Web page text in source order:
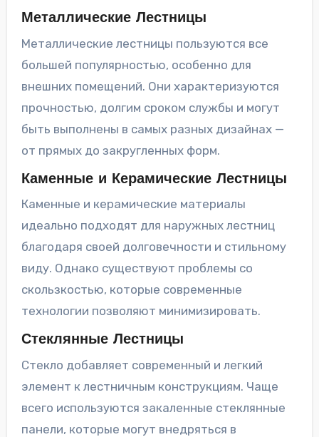
Металлические Лестницы
Металлические лестницы пользуются все
большей популярностью, особенно для
внешних помещений. Они характеризуются
прочностью, долгим сроком службы и могут
быть выполнены в самых разных дизайнах —
от прямых до закругленных форм.
Каменные и Керамические Лестницы
Каменные и керамические материалы
идеально подходят для наружных лестниц
благодаря своей долговечности и стильному
виду. Однако существуют проблемы со
скользкостью, которые современные
технологии позволяют минимизировать.
Стеклянные Лестницы
Стекло добавляет современный и легкий
элемент к лестничным конструкциям. Чаще
всего используются закаленные стеклянные
панели, которые могут внедряться в